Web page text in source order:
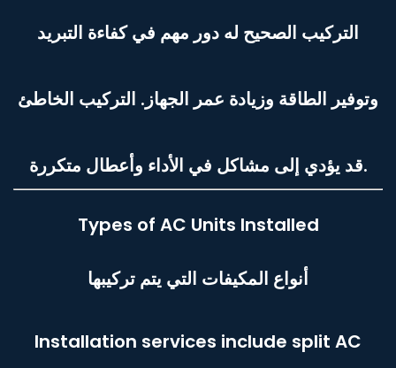
التركيب الصحيح له دور مهم في كفاءة التبريد
وتوفير الطاقة وزيادة عمر الجهاز. التركيب الخاطئ
قد يؤدي إلى مشاكل في الأداء وأعطال متكررة.
Types of AC Units Installed
أنواع المكيفات التي يتم تركيبها
Installation services include split AC